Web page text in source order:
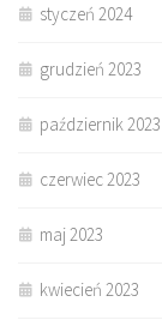
styczeń 2024
grudzień 2023
październik 2023
czerwiec 2023
maj 2023
kwiecień 2023